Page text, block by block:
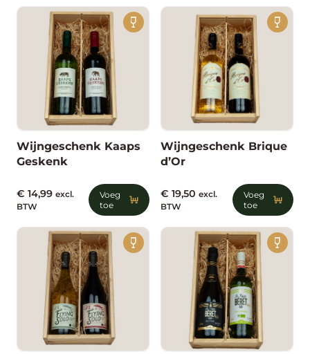
Wijngeschenk Kaaps
Geskenk
Voeg
toe
€ 14,99 excl.
BTW
Wijngeschenk Brique
d’Or
Voeg
toe
€ 19,50 excl.
BTW